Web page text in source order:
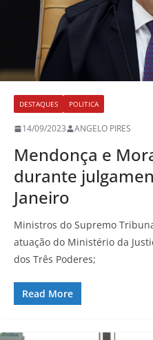
DESTAQUES POLITICA
14/09/2023 ANGELO PIRES
Mendonça e
durante
Janeiro
Ministros do Supremo
atuação do Ministério da
dos Três Poderes;
Read More